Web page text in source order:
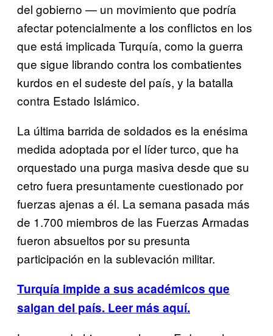
del gobierno — un movimiento que podría
afectar potencialmente a los conflictos en los
que está implicada Turquía, como la guerra
que sigue librando contra los combatientes
kurdos en el sudeste del país, y la batalla
contra Estado Islámico.
La última barrida de soldados es la enésima
medida adoptada por el líder turco, que ha
orquestado una purga masiva desde que su
cetro fuera presuntamente cuestionado por
fuerzas ajenas a él. La semana pasada más
de 1.700 miembros de las Fuerzas Armadas
fueron absueltos por su presunta
participación en la sublevación militar.
Turquía impide a sus académicos que
salgan del país. Leer más aquí.